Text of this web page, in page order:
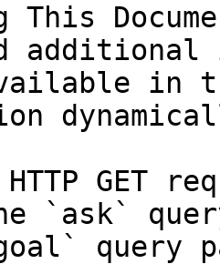
This
in
GET
`ask`
query